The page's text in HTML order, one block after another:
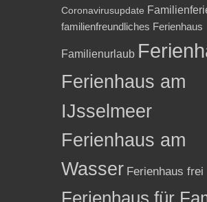
Coronavirusupdate
familienfreundliches Ferienhaus
Familienurlaub
Ferienhaus am
IJsselmeer
Ferienhaus am
Wasser Ferienhaus frei
Ferienhaus für